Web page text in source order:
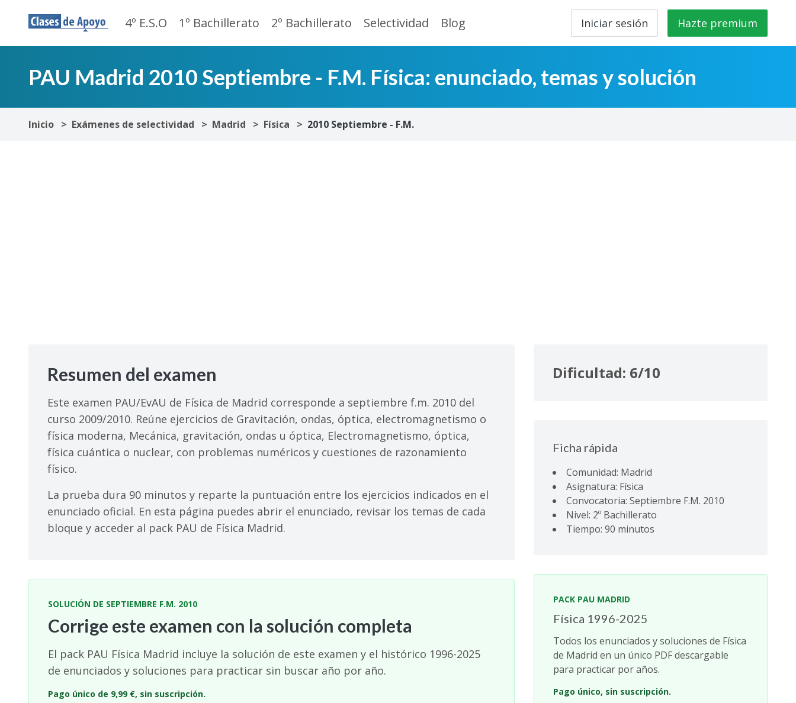
4º E.S.O 1º Bachillerato 2º Bachillerato Selectividad Blog Iniciar sesión Hazte premium
PAU Madrid 2010 Septiembre - F.M. Física: enunciado, temas y solución
Inicio Exámenes de selectividad Madrid Física 2010 Septiembre - F.M.
Resumen del examen
Este examen PAU/EvAU de Física de Madrid corresponde a septiembre f.m. 2010 del
curso 2009/2010. Reúne ejercicios de Gravitación, ondas, óptica, electromagnetismo o
física moderna, Mecánica, gravitación, ondas u óptica, Electromagnetismo, óptica,
física cuántica o nuclear, con problemas numéricos y cuestiones de razonamiento
físico.
La prueba dura 90 minutos y reparte la puntuación entre los ejercicios indicados en el
enunciado oficial. En esta página puedes abrir el enunciado, revisar los temas de cada
bloque y acceder al pack PAU de Física Madrid.
SOLUCIÓN DE SEPTIEMBRE F.M. 2010
Corrige este examen con la solución completa
El pack PAU Física Madrid incluye la solución de este examen y el histórico 1996-2025
de enunciados y soluciones para practicar sin buscar año por año.
Pago único de 9,99 €, sin suscripción.
Dificultad: 6/10
Ficha rápida
Comunidad: Madrid
Asignatura: Física
Convocatoria: Septiembre F.M. 2010
Nivel: 2º Bachillerato
Tiempo: 90 minutos
PACK PAU MADRID
Física 1996-2025
Todos los enunciados y soluciones de Física
de Madrid en un único PDF descargable
para practicar por años.
Pago único, sin suscripción.